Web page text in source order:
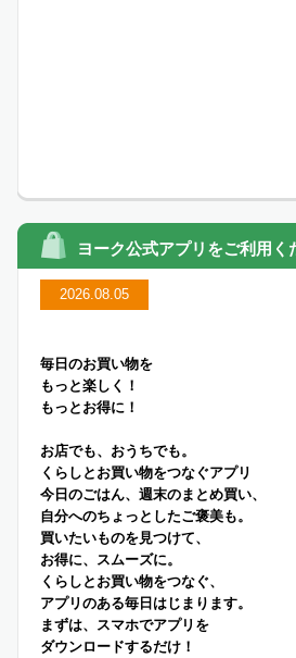
ヨーク公式アプリをご利用く
2026.08.05
毎日のお買い物を
もっと楽しく！
もっとお得に！
お店でも、おうちでも。
くらしとお買い物をつなぐアプリ
今日のごはん、週末のまとめ買い、
自分へのちょっとしたご褒美も。
買いたいものを見つけて、
お得に、スムーズに。
くらしとお買い物をつなぐ、
アプリのある毎日はじまります。
まずは、スマホでアプリを
ダウンロードするだけ！